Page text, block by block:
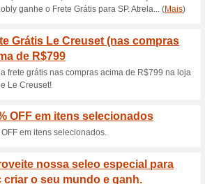
de Molas
sua qualidade de
a partir de